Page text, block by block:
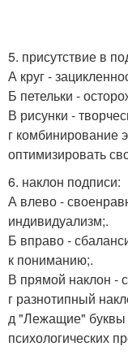
5. присутствие в
А круг -
Б петельки -
В рисунки -
г комбинирование
оптимизировать
6. наклон подписи:
А влево -
индивидуализм;.
Б вправо -
к пониманию;.
В прямой наклон -
г разнотипный
д "Лежащие" буквы
психологических